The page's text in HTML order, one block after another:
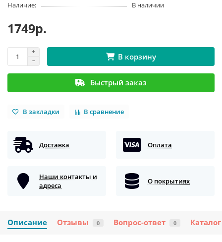
Наличие:
В наличии
1749р.
В корзину
Быстрый заказ
В закладки В сравнение
Доставка Оплата
Наши контакты и
адреса
О покрытиях
Описание Отзывы 0 Вопрос-ответ 0